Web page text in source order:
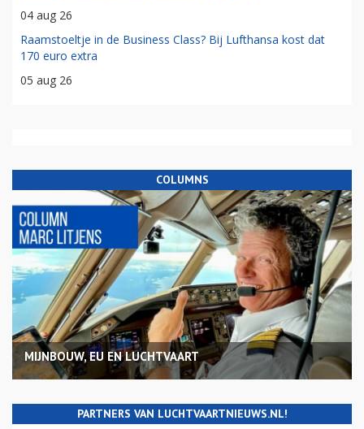
04 aug 26
Raamstoeltje in de Business Class? Bij Lufthansa kost dat
170 euro extra
05 aug 26
COLUMNS
MIJNBOUW, EU EN LUCHTVAART
PARTNERS VAN LUCHTVAARTNIEUWS.NL!